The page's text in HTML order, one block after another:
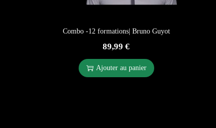
Combo -12 formations| Bruno Guyot
89,99€
Ajouter au panier